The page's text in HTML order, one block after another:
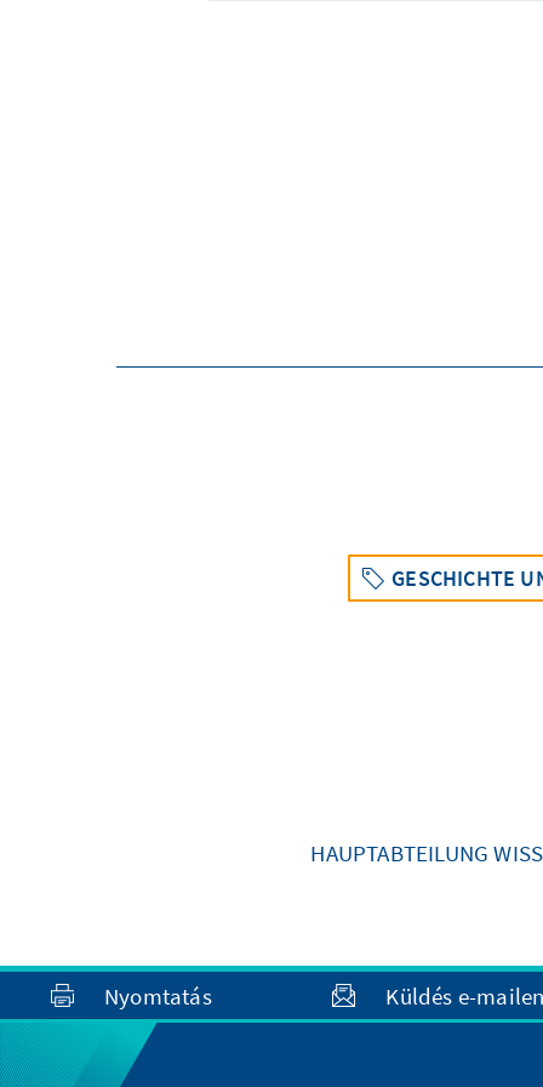
GESCHICHTE
HAUPTABTEILUNG
Nyomtatás Küldés e-mailen